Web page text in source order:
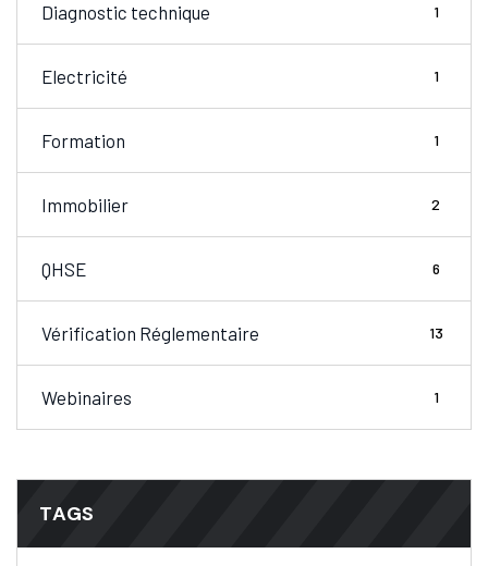
Diagnostic technique 1
Electricité 1
Formation 1
Immobilier 2
QHSE 6
Vérification Réglementaire 13
Webinaires 1
TAGS